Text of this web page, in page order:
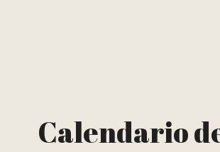
Calendario